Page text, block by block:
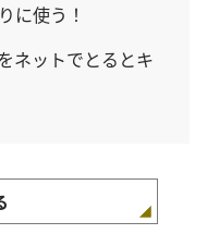
に使う！
ネットでとるとキ